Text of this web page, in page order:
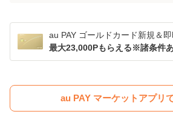
au PAY ゴールドカード新規＆
最大23,000Pもらえる※諸条件
au PAY マーケットアプリ